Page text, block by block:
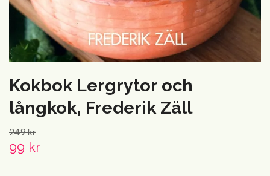
Kokbok Lergrytor och
långkok, Frederik Zäll
249 kr
99 kr